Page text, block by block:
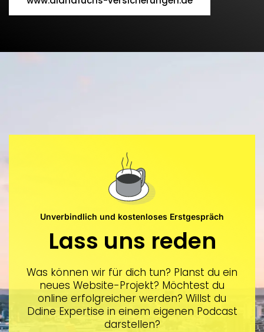
Unverbindlich und kostenloses Erstgespräch
Lass uns reden
Was können wir für dich tun? Planst du ein
neues Website-Projekt? Möchtest du
online erfolgreicher werden? Willst du
Ddine Expertise in einem eigenen Podcast
darstellen?